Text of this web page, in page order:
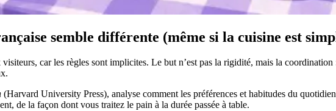
semble différente (même si la cuisine est
car les règles sont implicites. Le but n’est pas la rigidité, mais la
(Harvard University Press), analyse comment les préférences et habitudes du
de la façon dont vous traitez le pain à la durée passée à table.